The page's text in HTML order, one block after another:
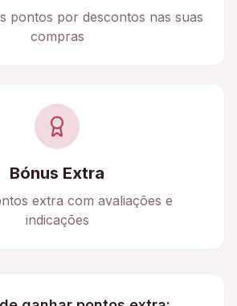
pontos por descontos nas suas
compras
Bónus Extra
extra com avaliações e
indicações